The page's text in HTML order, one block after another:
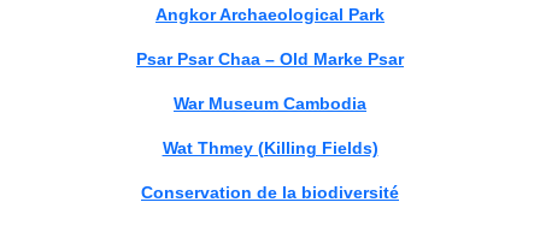
Angkor Archaeological Park
Psar Psar Chaa – Old Marke Psar
War Museum Cambodia
Wat Thmey (Killing Fields)
Conservation de la biodiversité